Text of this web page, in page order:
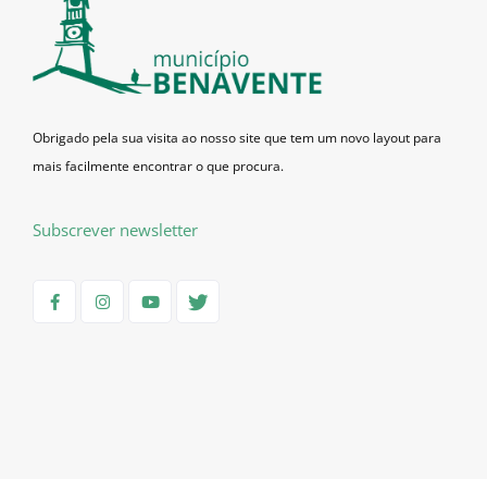
Obrigado pela sua visita ao nosso site que tem um novo layout para
mais facilmente encontrar o que procura.
Subscrever newsletter